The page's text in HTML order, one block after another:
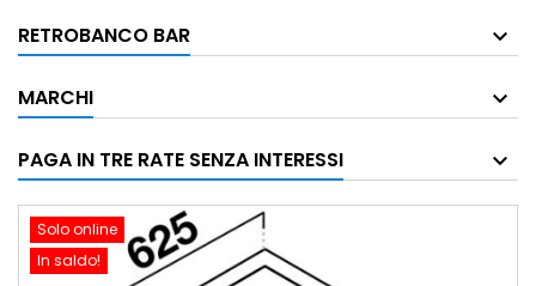
RETROBANCO BAR
MARCHI
PAGA IN TRE RATE SENZA INTERESSI
Solo online
In saldo!